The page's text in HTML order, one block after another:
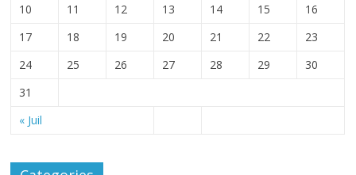
« Juil
10
11 12 13 14 15
16
17
18 19 20 21 22
23
24
25 26 27 28 29
30
31